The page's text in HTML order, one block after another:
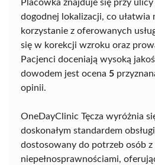
Placówka znajduje się przy
dogodnej lokalizacji, co ułatwia
korzystanie z oferowanych
się w korekcji wzroku oraz
Pacjenci doceniają wysoką
dowodem jest ocena 5
opinii.
OneDayClinic Tęcza wyróżnia
doskonałym standardem
dostosowany do potrzeb osób z
niepełnosprawnościami,